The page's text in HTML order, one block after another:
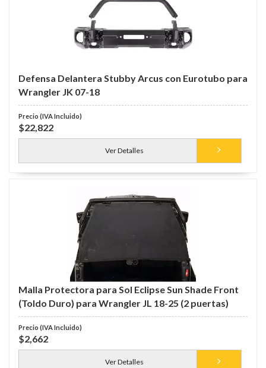
Defensa Delantera Stubby Arcus con Eurotubo para
Wrangler JK 07-18
$22,822
Ver Detalles
Malla Protectora para Sol Eclipse Sun Shade Front
(Toldo Duro) para Wrangler JL 18-25 (2 puertas)
$2,662
Ver Detalles